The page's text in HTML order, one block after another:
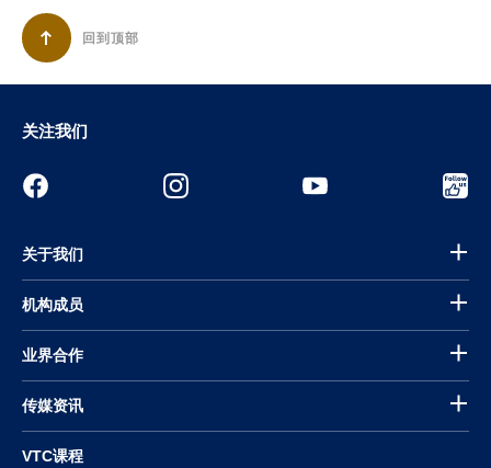
回到顶部
关注我们
关于我们
机构成员
业界合作
传媒资讯
VTC课程